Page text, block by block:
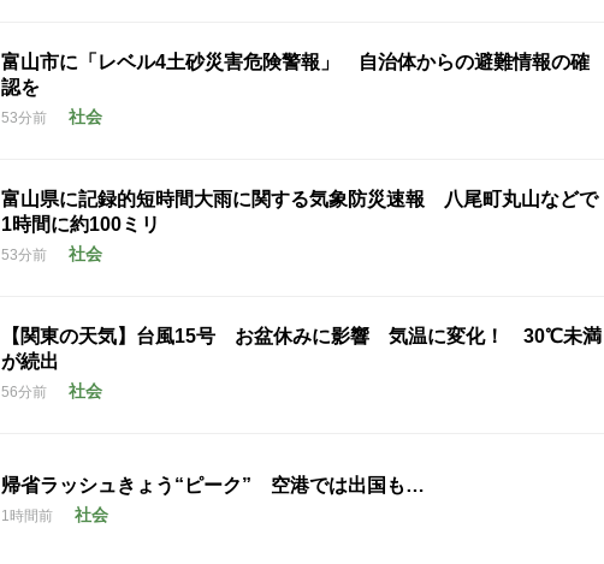
富山市に「レベル4土砂災害危険警報」 自治体からの避難情報の確
認を
53分前 社会
富山県に記録的短時間大雨に関する気象防災速報 八尾町丸山などで
1時間に約100ミリ
53分前 社会
【関東の天気】台風15号 お盆休みに影響 気温に変化！ 30℃未満
が続出
56分前 社会
帰省ラッシュきょう“ピーク” 空港では出国も…
1時間前 社会